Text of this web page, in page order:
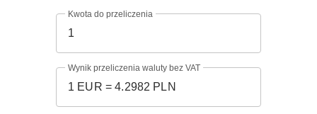
Kwota do przeliczenia
Wynik przeliczenia waluty bez VAT